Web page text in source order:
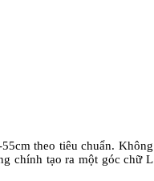
theo tiêu chuẩn. Không
chính tạo ra một góc chữ L